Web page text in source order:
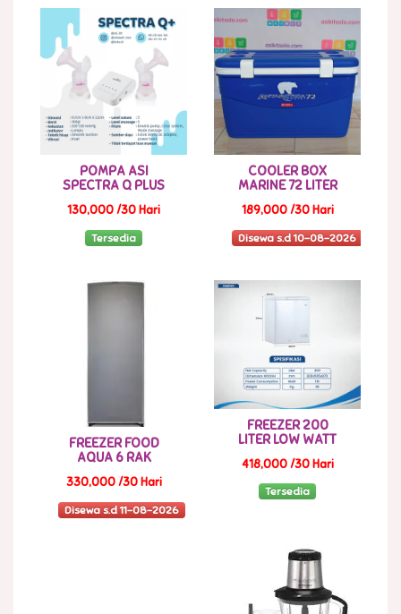
POMPA ASI
SPECTRA Q PLUS
130,000 /30 Hari
Tersedia
COOLER BOX
MARINE 72 LITER
189,000 /30 Hari
Disewa s.d 10-08-2026
FREEZER FOOD
AQUA 6 RAK
330,000 /30 Hari
Disewa s.d 11-08-2026
FREEZER 200
LITER LOW WATT
418,000 /30 Hari
Tersedia